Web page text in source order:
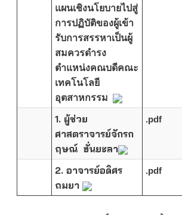
แผนเชิงนโยบายไปสู่
การปฏิบัติของผู้เข้า
รับการสรรหาเป็นผู้
สมควรดำรง
ตำแหน่งคณบดีคณะ
เทคโนโลยี
อุตสาหกรรม
1.ผู้ช่วย
ศาสตราจารย์จักรก
ฤษณ์ ฮั่นยะลา
.pdf
2. อาจารย์อดิศร
ถมยา
.pdf